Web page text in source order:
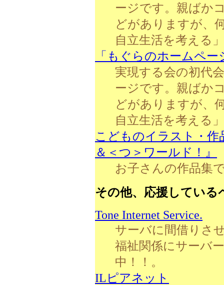
ージです。親ばか
どがありますが、
自立生活を考える
「もぐらのホームペー
実現する会の初代
ージです。親ばか
どがありますが、
自立生活を考える
こどものイラスト・作
＆＜つ＞ワールド！』
お子さんの作品集
その他、応援している
Tone Internet Service.
サーバに間借りさ
福祉関係にサーバ
中！！。
ILピアネット